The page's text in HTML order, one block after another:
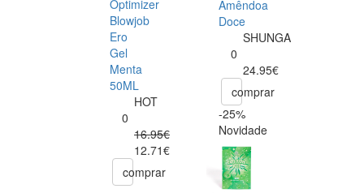
Optimizer
Blowjob
Ero
Gel
Menta
50ML
HOT
0
16.95€
12.71€
comprar
Amêndoa
Doce
SHUNGA
0
24.95€
comprar
-25%
Novidade